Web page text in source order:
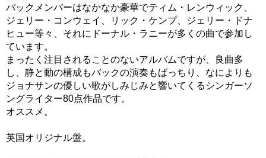
バックメンバーはなかなか豪華でティム・レンウィック、
ジェリー・コンウェイ、リック・ケンプ、ジェリー・ドナ
ヒュー等々、それにドーナル・ラニーが多くの曲で参加し
ています。
まったく注目されることのないアルバムですが、良曲多
し、静と動の構成もバックの演奏もばっちり、なによりも
ジョナサンの優しい歌がしみじみと響いてくるシンガーソ
ングライター80点作品です。
オススメ。
英国オリジナル盤。